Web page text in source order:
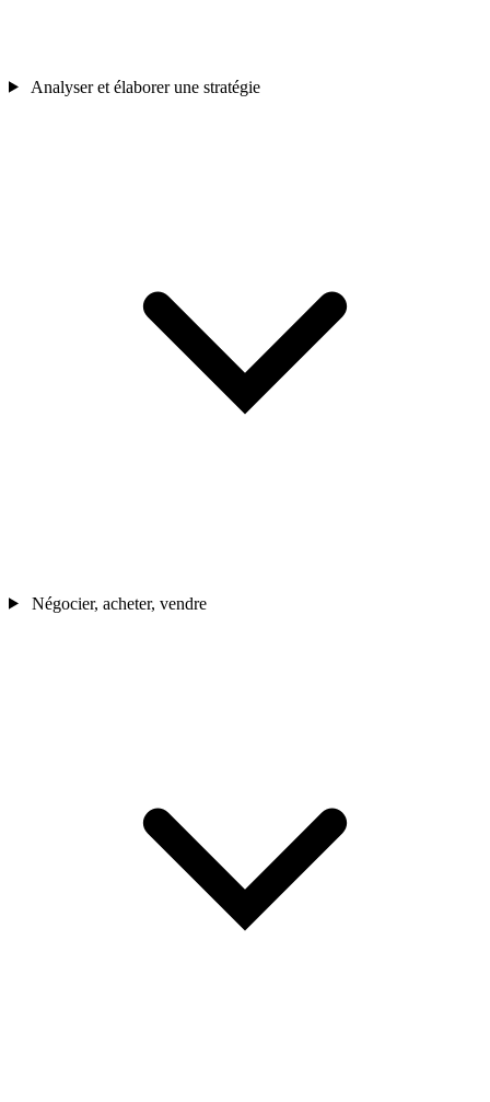
Analyser et élaborer une stratégie
Négocier, acheter, vendre